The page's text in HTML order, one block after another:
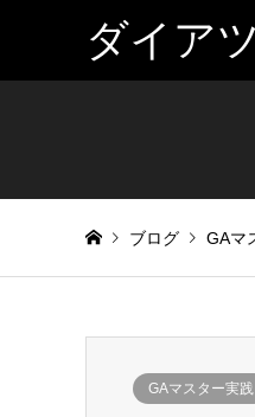
ダイア
ブログ GAマ
GAマスター実践